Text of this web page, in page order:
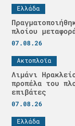
Ελλάδα
πλοίου
07.08.26
Ακτοπλοϊα
Λιμάνι
προπέλα του
επιβάτες
07.08.26
Ελλάδα